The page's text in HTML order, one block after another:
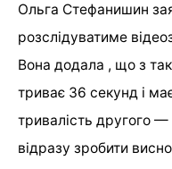
Ольга Стефанишин
розслідуватиме
Вона додала , що з
триває 36 секунд і
тривалість другого
відразу зробити